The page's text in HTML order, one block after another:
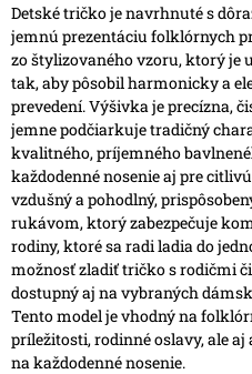
Detské tričko je navrhnuté s
jemnú prezentáciu folklórnych
zo štylizovaného vzoru, ktorý je
tak, aby pôsobil harmonicky a
prevedení. Výšivka je precízna,
jemne podčiarkuje tradičný
kvalitného, príjemného
každodenné nosenie aj pre
vzdušný a pohodlný,
rukávom, ktorý zabezpečuje
rodiny, ktoré sa radi ladia do
možnosť zladiť tričko s rodičmi
dostupný aj na vybraných
Tento model je vhodný na
príležitosti, rodinné oslavy, ale
na každodenné nosenie.